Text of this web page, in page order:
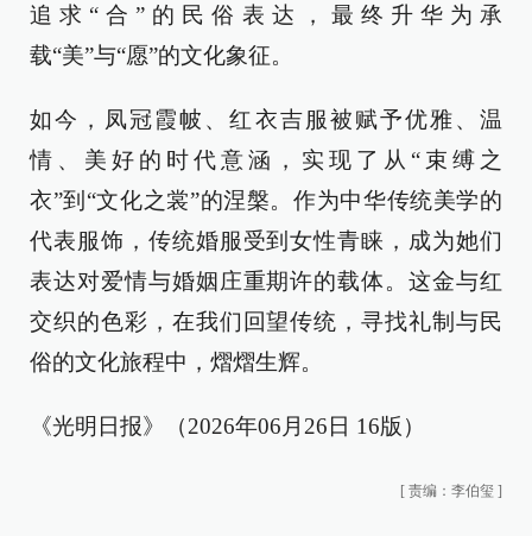
追求“合”的民俗表达，最终升华为承
载“美”与“愿”的文化象征。
如今，凤冠霞帔、红衣吉服被赋予优雅、温
情、美好的时代意涵，实现了从“束缚之
衣”到“文化之裳”的涅槃。作为中华传统美学的
代表服饰，传统婚服受到女性青睐，成为她们
表达对爱情与婚姻庄重期许的载体。这金与红
交织的色彩，在我们回望传统，寻找礼制与民
俗的文化旅程中，熠熠生辉。
《光明日报》（2026年06月26日 16版）
[ 责编：李伯玺 ]